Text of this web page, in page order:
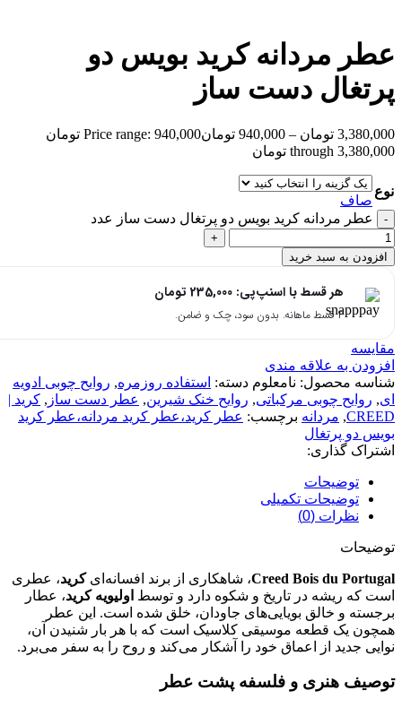
عطر مردانه کرید بویس دو
پرتغال دست ساز
3,380,000 تومان –
940,000 تومان
Price range: 940,000 تومان
through 3,380,000 تومان
نوع
صاف
عطر مردانه کرید بویس دو پرتغال دست ساز عدد
افزودن به سبد خرید
هر قسط با اسنپ‌پی: 235,000 تومان
۴ قسط ماهانه. بدون سود، چک و ضامن.
مقایسه
افزودن به علاقه مندی
شناسه محصول: نامعلوم دسته: استفاده روزمره, روایح چوبی ادویه
ای, روایح چوبی مرکباتی, روایح خنک شیرین, عطر دست ساز , کرید |
CREED
, مردانه برچسب: عطر کرید،عطر کرید مردانه،عطر کرید
بویس دو پرتغال
اشتراک گذاری:
توضیحات
توضیحات تکمیلی
نظرات (0)
توضیحات
Creed Bois du Portugal، شاهکاری از برند افسانه‌ایکرید، عطری
است که ریشه در تاریخ و شکوه دارد و توسط اولیویه کرید، عطار
برجسته و خالق بویایی‌های جاودان، خلق شده است. این عطر
همچون یک قطعه موسیقی کلاسیک است که با هر بار شنیدن آن،
نوایی جدید از اعماق خود را آشکار می‌کند و روح را به سفر می‌برد.
توصیف هنری و فلسفه پشت عطر